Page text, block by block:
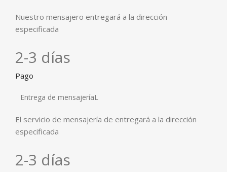
Nuestro mensajero entregará a la dirección
especificada
2-3 días
Pago
Entrega de mensajeríaL
El servicio de mensajería de entregará a la dirección
especificada
2-3 días